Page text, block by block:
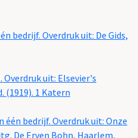
bedrijf. Overdruk uit: De Gids,
uit: Elsevier's
(1919). 1 Katern
één bedrijf. Overdruk uit: Onze
De Erven Bohn, Haarlem,